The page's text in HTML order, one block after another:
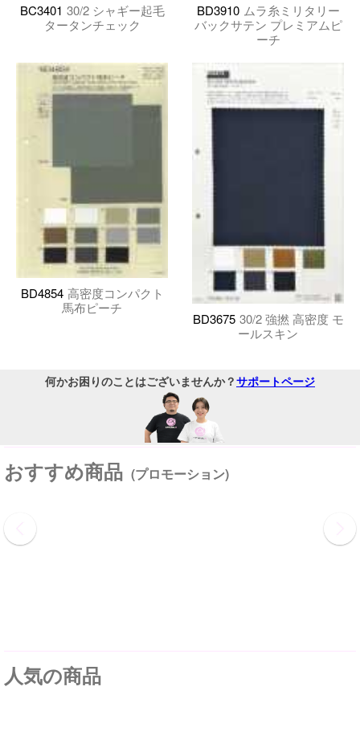
BC3401 30/2 シャギー起毛
タータンチェック
BD3910 ムラ糸ミリタリー
バックサテン プレミアムピ
ーチ
BD4854 高密度コンパクト
馬布ピーチ
BD3675 30/2 強撚 高密度 モ
ールスキン
何かお困りのことはございませんか？サポートページ
おすすめ商品 (プロモーション)
人気の商品